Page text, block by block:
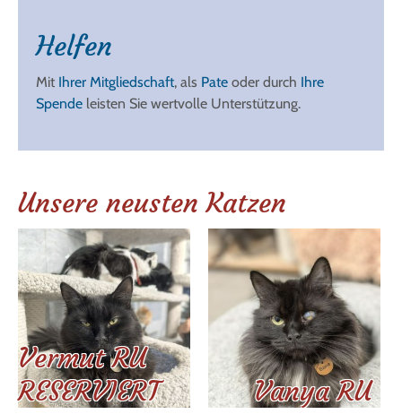
Helfen
Mit Ihrer Mitgliedschaft, als Pate oder durch Ihre
Spende leisten Sie wertvolle Unterstützung.
Unsere neusten Katzen
Vermut RU
RESERVIERT
Vanya RU